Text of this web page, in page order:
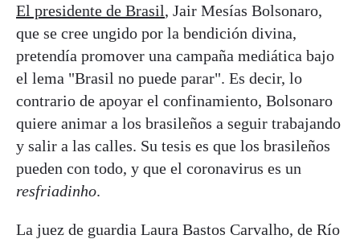
El presidente de Brasil, Jair Mesías Bolsonaro,
que se cree ungido por la bendición divina,
pretendía promover una campaña mediática bajo
el lema "Brasil no puede parar". Es decir, lo
contrario de apoyar el confinamiento, Bolsonaro
quiere animar a los brasileños a seguir trabajando
y salir a las calles. Su tesis es que los brasileños
pueden con todo, y que el coronavirus es un
resfriadinho.
La juez de guardia Laura Bastos Carvalho, de Río